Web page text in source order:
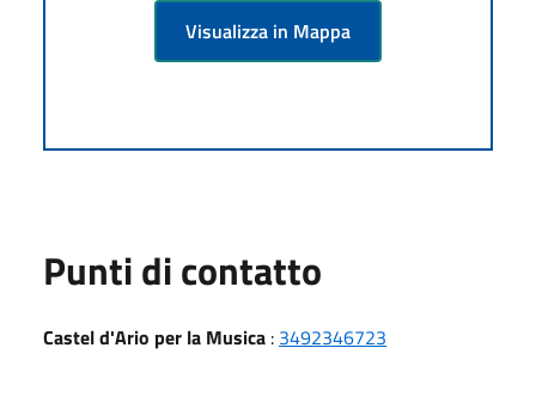
Visualizza in Mappa
Punti di contatto
Castel d'Ario per la Musica : 3492346723